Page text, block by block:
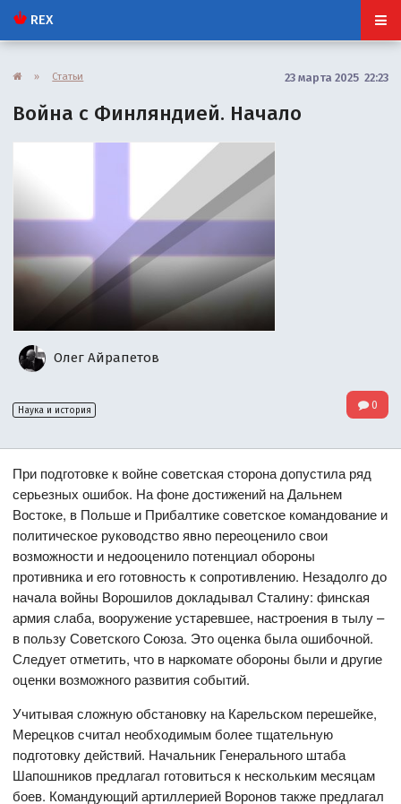
REX
» Статьи 23 марта 2025 22:23
Война с Финляндией. Начало
Олег Айрапетов
Наука и история 0
При подготовке к войне советская сторона допустила ряд
серьезных ошибок. На фоне достижений на Дальнем
Востоке, в Польше и Прибалтике советское командование и
политическое руководство явно переоценило свои
возможности и недооценило потенциал обороны
противника и его готовность к сопротивлению. Незадолго до
начала войны Ворошилов докладывал Сталину: финская
армия слаба, вооружение устаревшее, настроения в тылу –
в пользу Советского Союза. Это оценка была ошибочной.
Следует отметить, что в наркомате обороны были и другие
оценки возможного развития событий.
Учитывая сложную обстановку на Карельском перешейке,
Мерецков считал необходимым более тщательную
подготовку действий. Начальник Генерального штаба
Шапошников предлагал готовиться к нескольким месяцам
боев. Командующий артиллерией Воронов также предлагал